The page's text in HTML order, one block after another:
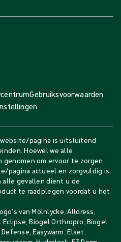
Gebruiksvoorwaarden
pagina is uitsluitend
Hoewel we alle
om ervoor te zorgen
pagina actueel en zorgvuldig is,
gevallen dient u de
te raadplegen voordat u het
van Mölnlycke, Alldress,
Eclipse, Biogel Orthropro, Biogel
Easywarm, Elset,